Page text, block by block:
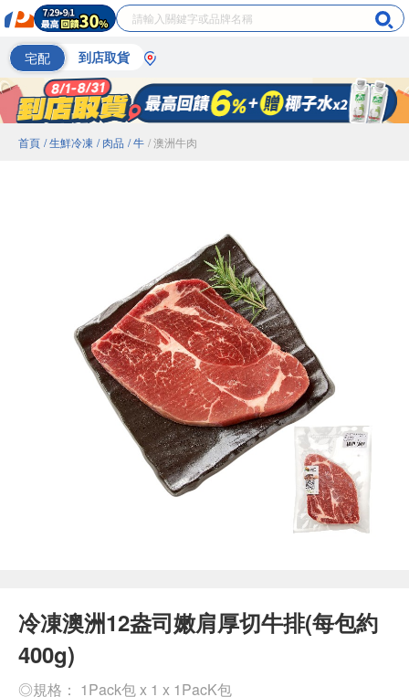
宅配 到店取貨
首頁 / 生鮮冷凍 / 肉品 / 牛 / 澳洲牛肉
冷凍澳洲12盎司嫩肩厚切牛排(每包約
400g)
◎規格： 1Pack包 x 1 x 1PacK包